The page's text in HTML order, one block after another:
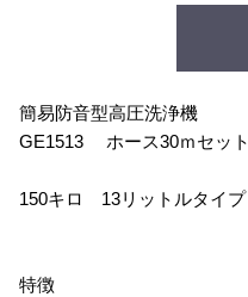
簡易防音型高圧洗浄機
GE1513 ホース30ｍセット
150キロ 13リットルタイプ
特徴